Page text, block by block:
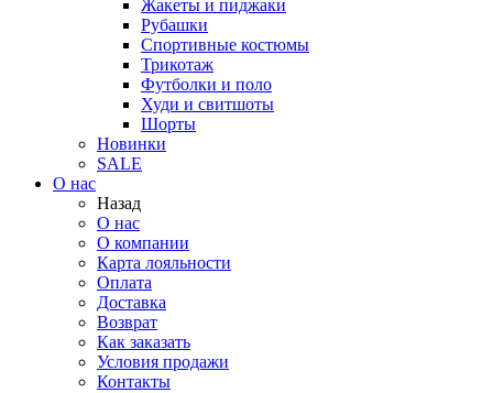
Жакеты и пиджаки
Рубашки
Спортивные костюмы
Трикотаж
Футболки и поло
Худи и свитшоты
Шорты
Новинки
SALE
О нас
Назад
О нас
О компании
Карта лояльности
Оплата
Доставка
Возврат
Как заказать
Условия продажи
Контакты